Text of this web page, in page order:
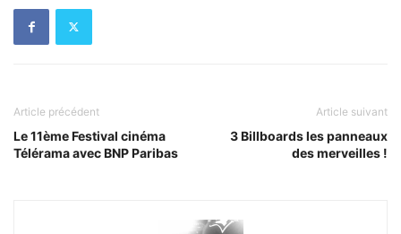
Article précédent
Le 11ème Festival cinéma
Télérama avec BNP Paribas
Article suivant
3 Billboards les panneaux
des merveilles !